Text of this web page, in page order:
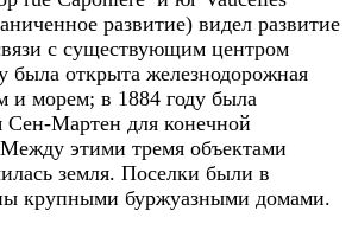
развитие) видел развитие
с существующим центром
была открыта железнодорожная
и морем; в 1884 году была
Сен-Мартен для конечной
этими тремя объектами
земля. Поселки были в
крупными буржуазными домами.